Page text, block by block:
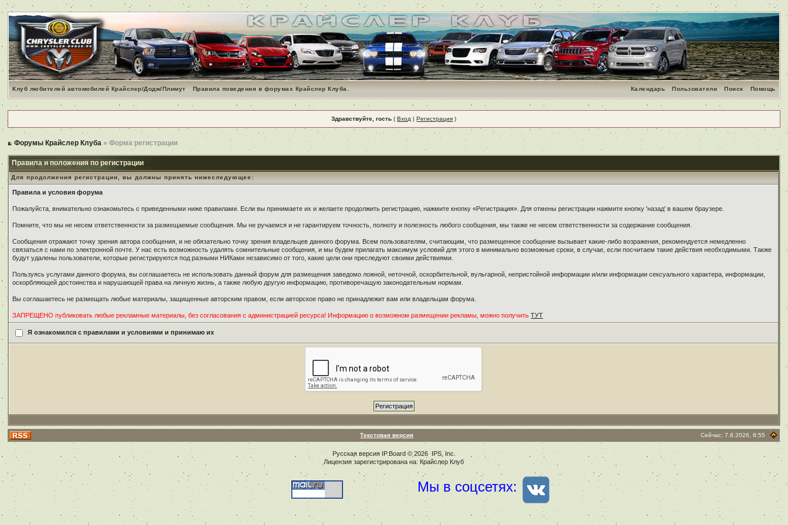
Клуб любителей автомобилей Крайслер/Додж/Плимут Правила поведения в форумах Крайслер Клуба. Помощь
Поиск
Пользователи
Календарь
Здравствуйте, гость (Вход |Регистрация )
Форумы Крайслер Клуба » Форма регистрации
Правила и положения по регистрации
Для продолжения регистрации, вы должны принять нижеследующее:
Правила и условия форума
Пожалуйста, внимательно ознакомьтесь с приведенными ниже правилами. Если вы принимаете их и желаете продолжить регистрацию, нажмите кнопку «Регистрация». Для отмены регистрации нажмите кнопку 'назад' в вашем браузере.
Помните, что мы не несем ответственности за размещаемые сообщения. Мы не ручаемся и не гарантируем точность, полноту и полезность любого сообщения, мы также не несем ответственности за содержание сообщения.
Сообщения отражают точку зрения автора сообщения, и не обязательно точку зрения владельцев данного форума. Всем пользователям, считающим, что размещенное сообщение вызывает какие-либо возражения, рекомендуется немедленно
связаться с нами по электронной почте. У нас есть возможность удалять сомнительные сообщения, и мы будем прилагать максимум условий для этого в минимально возможные сроки, в случае, если посчитаем такие действия необходимыми. Также
будут удалены пользователи, которые регистрируются под разными НИКами независимо от того, какие цели они преследуют своими действиями.
Пользуясь услугами данного форума, вы соглашаетесь не использовать данный форум для размещения заведомо ложной, неточной, оскорбительной, вульгарной, непристойной информации и/или информации сексуального характера, информации,
оскорбляющей достоинства и нарушающей права на личную жизнь, а также любую другую информацию, противоречащую законодательным нормам.
Вы соглашаетесь не размещать любые материалы, защищенные авторским правом, если авторское право не принадлежит вам или владельцам форума.
ЗАПРЕЩЕНО публиковать любые рекламные материалы, без согласования с администрацией ресурса! Информацию о возможном размещении рекламы, можно получитьТУТ
Я ознакомился с правилами и условиями и принимаю их
Текстовая версия Сейчас: 7.8.2026, 8:55
Русская версия IP.Board© 2026 IPS, Inc
Лицензия зарегистрирована на: Крайслер Клуб
Мы в соцсетях: